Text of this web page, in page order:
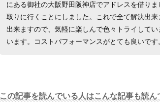
にある御社の大阪野田阪神店でアドレスを借り
取りに行くことにしました。これで全て解決出
出来ますので、気軽に楽しんで色々トライして
います。コストパフォーマンスがとても良いです
この記事を読んでいる人はこんな記事も読ん